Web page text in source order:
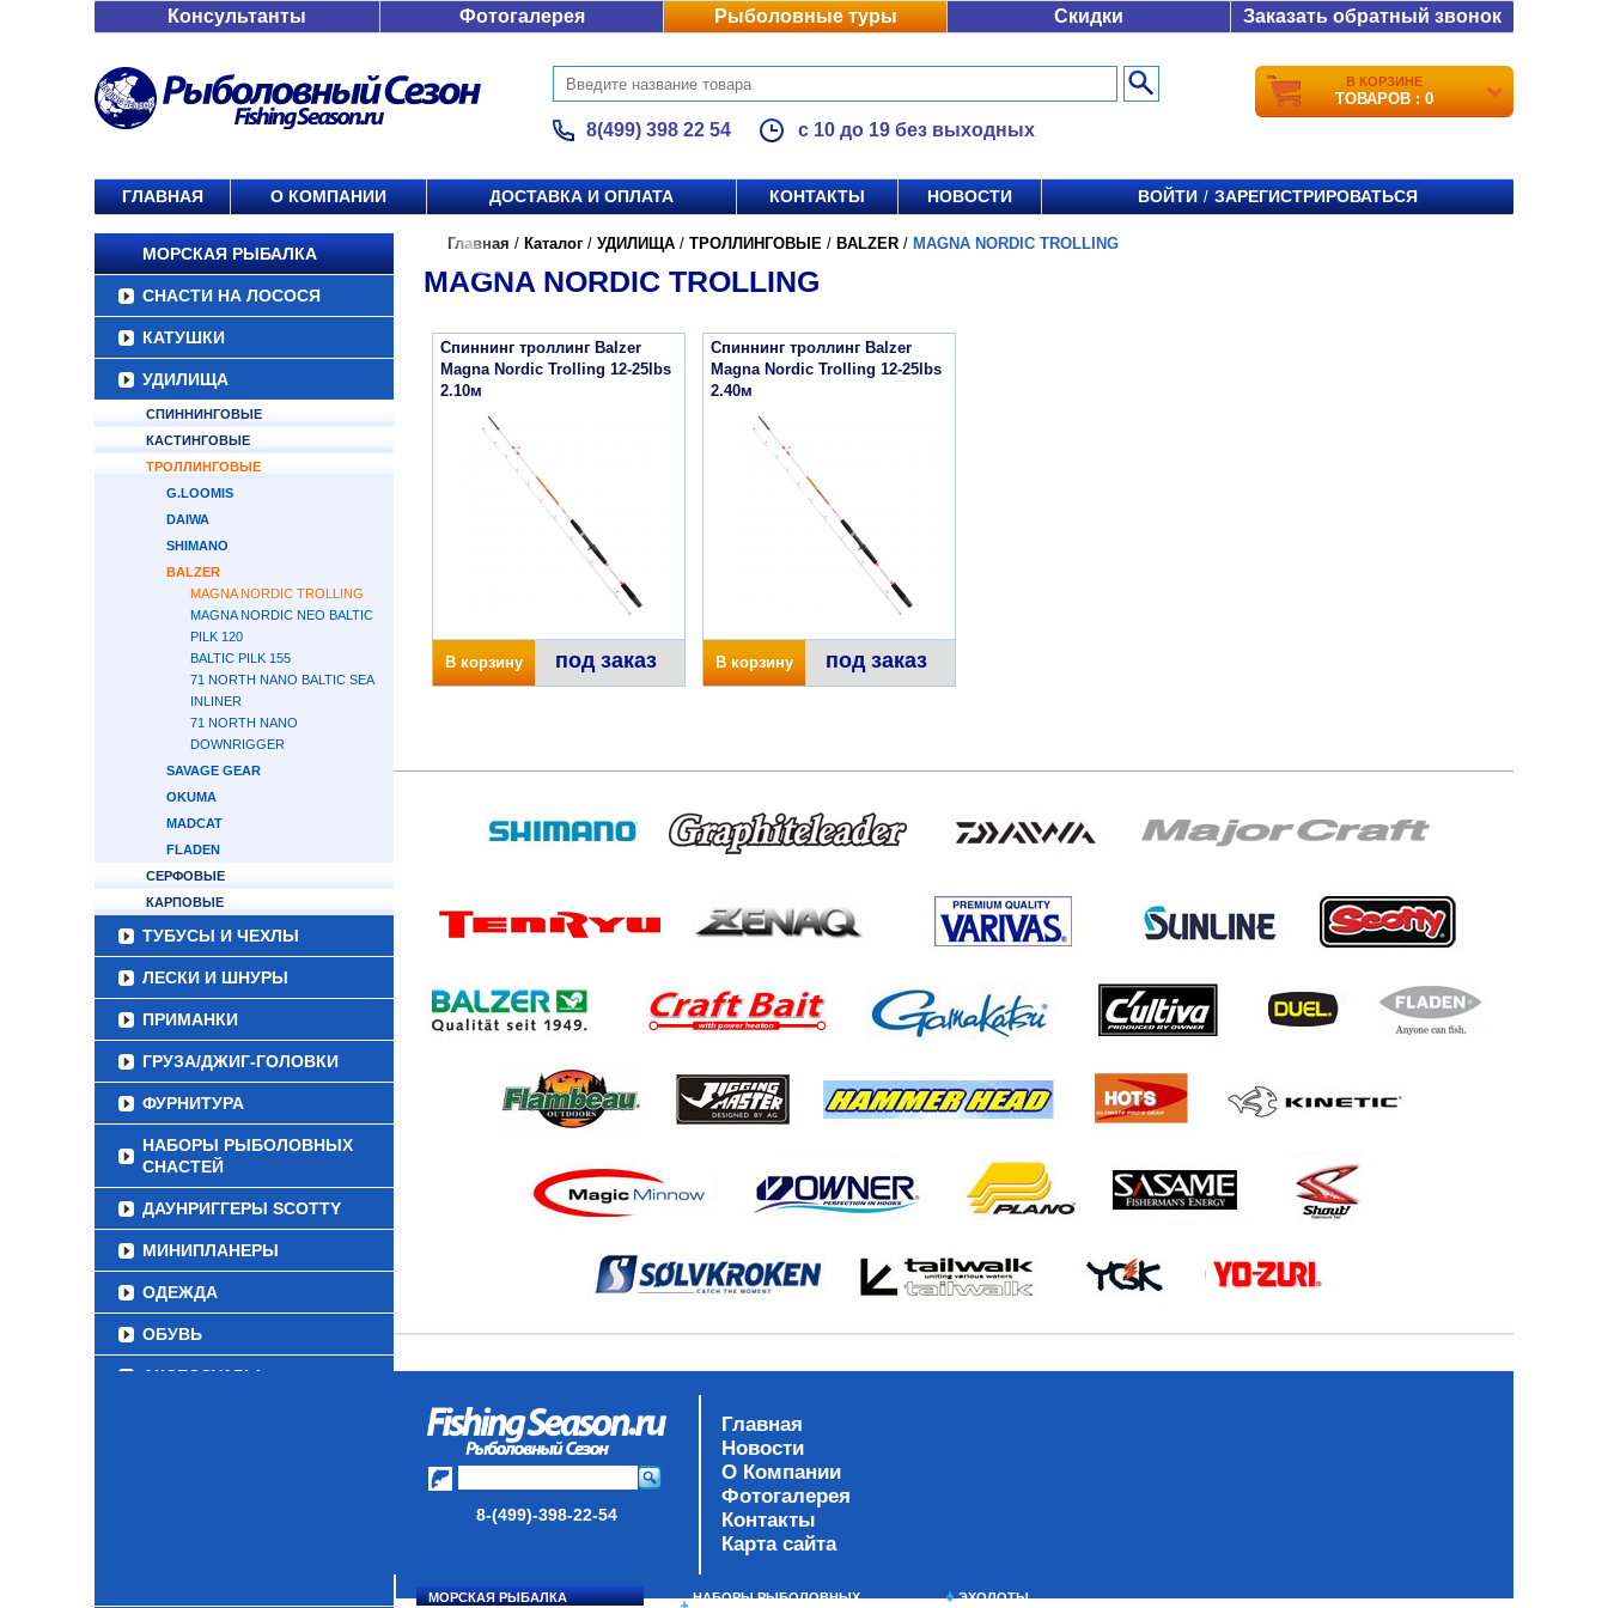
Консультанты Фотогалерея Рыболовные туры Скидки Заказать обратный звонок
8(499) 398 22 54 с 10 до 19 без выходных
В КОРЗИНЕ
ТОВАРОВ : 0
ГЛАВНАЯ О КОМПАНИИ ДОСТАВКА И ОПЛАТА КОНТАКТЫ НОВОСТИ ВОЙТИ / ЗАРЕГИСТРИРОВАТЬСЯ
МОРСКАЯ РЫБАЛКА
СНАСТИ НА ЛОСОСЯ
КАТУШКИ
УДИЛИЩА
СПИННИНГОВЫЕ
КАСТИНГОВЫЕ
ТРОЛЛИНГОВЫЕ
G.LOOMIS
DAIWA
SHIMANO
BALZER
MAGNA NORDIC TROLLING
MAGNA NORDIC NEO BALTIC
PILK 120
BALTIC PILK 155
71 NORTH NANO BALTIC SEA
INLINER
71 NORTH NANO
DOWNRIGGER
SAVAGE GEAR
OKUMA
MADCAT
FLADEN
СЕРФОВЫЕ
КАРПОВЫЕ
ТУБУСЫ И ЧЕХЛЫ
ЛЕСКИ И ШНУРЫ
ПРИМАНКИ
ГРУЗА/ДЖИГ-ГОЛОВКИ
ФУРНИТУРА
НАБОРЫ РЫБОЛОВНЫХ
СНАСТЕЙ
ДАУНРИГГЕРЫ SCOTTY
МИНИПЛАНЕРЫ
ОДЕЖДА
ОБУВЬ
АКСЕССУАРЫ
Главная / Каталог / УДИЛИЩА / ТРОЛЛИНГОВЫЕ / BALZER / MAGNA NORDIC TROLLING
MAGNA NORDIC TROLLING
Спиннинг троллинг Balzer
Magna Nordic Trolling 12-25lbs
2.10м
В корзину под заказ
Спиннинг троллинг Balzer
Magna Nordic Trolling 12-25lbs
2.40м
В корзину под заказ
8-(499)-398-22-54
Главная
Новости
О Компании
Фотогалерея
Контакты
Карта сайта
МОРСКАЯ РЫБАЛКА НАБОРЫ РЫБОЛОВНЫХ ЭХОЛОТЫ